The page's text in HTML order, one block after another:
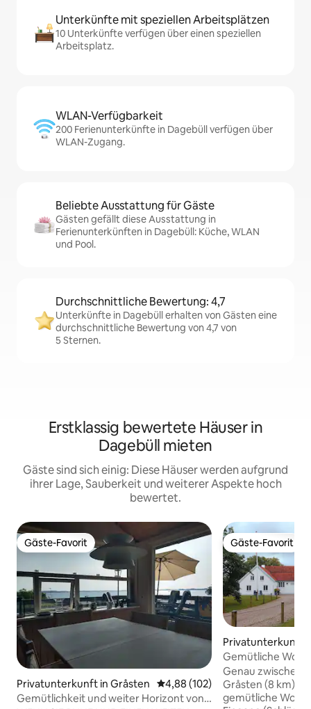
Unterkünfte mit speziellen Arbeitsplätzen
10 Unterkünfte verfügen über einen speziellen
Arbeitsplatz.
WLAN-Verfügbarkeit
200 Ferienunterkünfte in Dagebüll verfügen über
WLAN-Zugang.
Beliebte Ausstattung für Gäste
Gästen gefällt diese Ausstattung in
Ferienunterkünften in Dagebüll: Küche, WLAN
und Pool.
Durchschnittliche Bewertung: 4,7
Unterkünfte in Dagebüll erhalten von Gästen eine
durchschnittliche Bewertung von 4,7 von
5 Sternen.
Erstklassig bewertete Häuser in
Dagebüll mieten
Gäste sind sich einig: Diese Häuser werden aufgrund
ihrer Lage, Sauberkeit und weiterer Aspekte hoch
bewertet.
Gäste-Favorit
Gäste-Favorit
Privatunterkunft in Gråsten Durchschnittliche Bewertung:
4,88 (102)
Gemütlichkeit und weiter Horizont von
Gäste-Favorit
Gäste-Favorit
Privatunterkunft
org
Gemütliche
Eingang.
Genau zwischen
Gråsten (8 km)
gemütliche